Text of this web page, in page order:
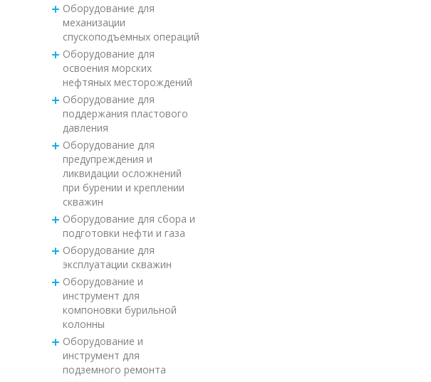
Оборудование для
механизации
спускоподъемных операций
Оборудование для
освоения морских
нефтяных месторождений
Оборудование для
поддержания пластового
давления
Оборудование для
предупреждения и
ликвидации осложнений
при бурении и креплении
скважин
Оборудование для сбора и
подготовки нефти и газа
Оборудование для
эксплуатации скважин
Оборудование и
инструмент для
компоновки бурильной
колонны
Оборудование и
инструмент для
подземного ремонта